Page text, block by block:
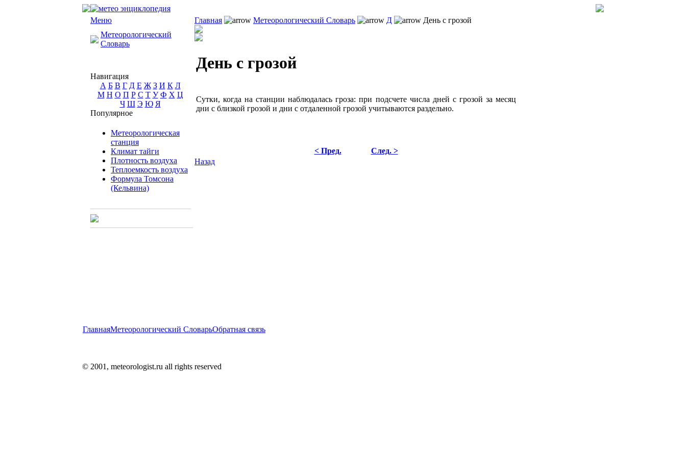
Меню
Метеорологический
Словарь
Навигация
А Б В Г Д Е Ж З И К Л
М Н О П Р С Т У Ф Х Ц
Ч Ш Э Ю Я
Популярное
Метеорологическая
станция
Климат тайги
Плотность воздуха
Теплоемкость воздуха
Формула Томсона
(Кельвина)
Главная Метеорологический Словарь Д День с грозой
День с грозой
Сутки, когда на станции наблюдалась гроза: при подсчете числа дней с грозой за месяц
дни с близкой грозой и дни с отдаленной грозой учитываются раздельно.
< Пред.
След. >
Назад
ГлавнаяМетеорологический СловарьОбратная связь
© 2001, meteorologist.ru all rights reserved